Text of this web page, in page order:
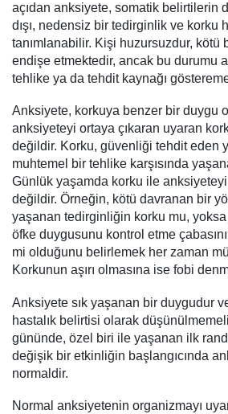
açıdan anksiyete, somatik belirtilerin
dışı, nedensiz bir tedirginlik ve korku
tanımlanabilir. Kişi huzursuzdur, kötü
endişe etmektedir, ancak bu durumu
tehlike ya da tehdit kaynağı
Anksiyete, korkuya benzer bir duygu
anksiyeteyi ortaya çıkaran uyaran
değildir. Korku, güvenliği tehdit eden
muhtemel bir tehlike karşısında
Günlük yaşamda korku ile anksiyeteyi
değildir. Örneğin, kötü davranan bir
yaşanan tedirginliğin korku mu,
öfke duygusunu kontrol etme
mi olduğunu belirlemek her zaman
Korkunun aşırı olmasına ise fobi
Anksiyete sık yaşanan bir duygudur
hastalık belirtisi olarak
gününde, özel biri ile yaşanan ilk
değişik bir etkinliğin başlangıcında
normaldir.
Normal anksiyetenin organizmayı